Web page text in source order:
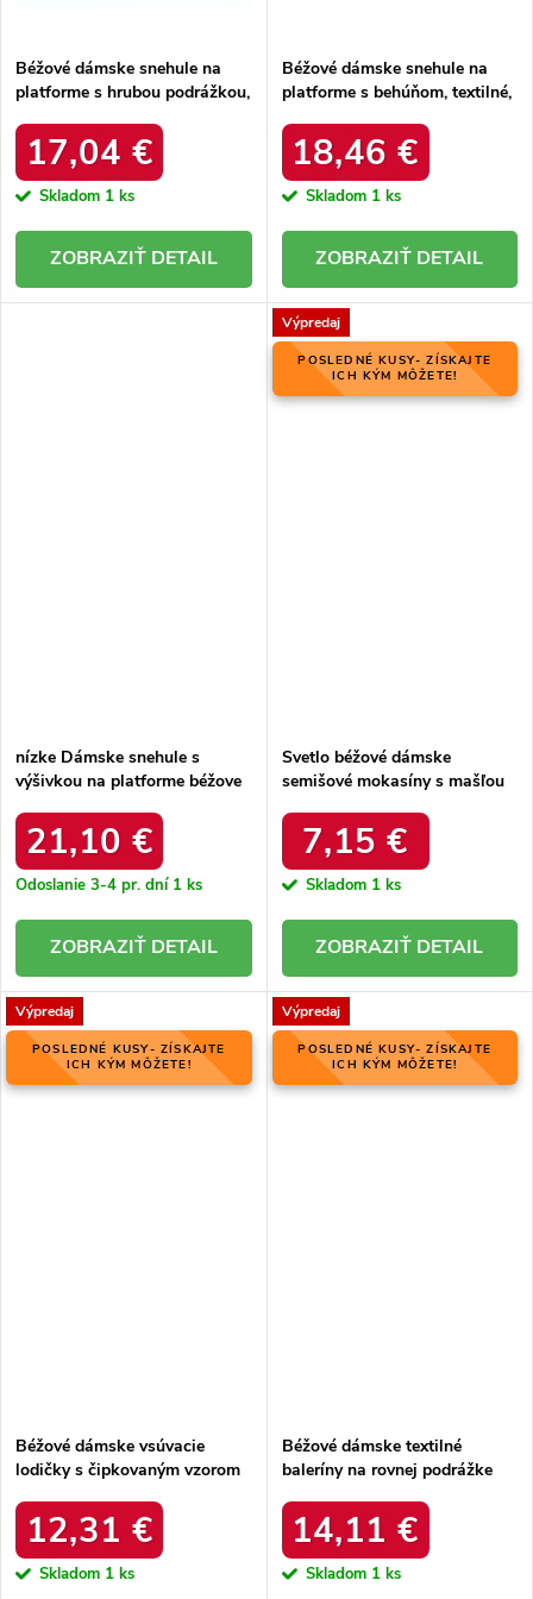
Béžové dámske snehule na
platforme s hrubou podrážkou,
925 KHAKI
17,04 €
Skladom 1 ks
DETAIL
Béžové dámske snehule na
platforme s behúňom, textilné,
18,46 €
Skladom 1 ks
DETAIL
nízke Dámske snehule s
výšivkou na platforme béžove
21,10 €
Odoslanie 3-4 pr. dní 1 ks
DETAIL
Výpredaj
POSLEDNÉ KUSY- ZÍSKAJTE
ICH KÝM MÔŽETE!
Svetlo béžové dámske
semišové mokasíny s mašľou
produktu NJSK X521BE
7,15 €
Skladom 1 ks
DETAIL
Výpredaj
POSLEDNÉ KUSY- ZÍSKAJTE
ICH KÝM MÔŽETE!
Béžové dámske vsúvacie
lodičky s čipkovaným vzorom
kód produktu YQE18-1745BE
12,31 €
Skladom 1 ks
Výpredaj
POSLEDNÉ KUSY- ZÍSKAJTE
ICH KÝM MÔŽETE!
Béžové dámske textilné
baleríny na rovnej podrážke
14,11 €
Skladom 1 ks